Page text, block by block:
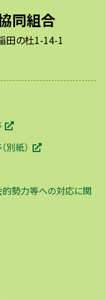
同組合
田の杜1-14-1
別紙）
的勢力等への対応に関